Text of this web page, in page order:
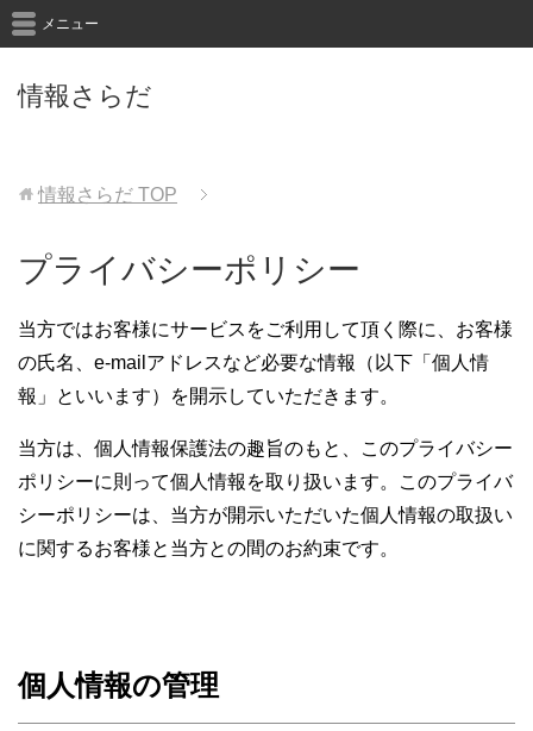
情報さらだ
メニュー
情報さらだ TOP
プライバシーポリシー
当方ではお客様にサービスをご利用して頂く際に、お客様
の氏名、e-mailアドレスなど必要な情報（以下「個人情
報」といいます）を開示していただきます。
当方は、個人情報保護法の趣旨のもと、このプライバシー
ポリシーに則って個人情報を取り扱います。このプライバ
シーポリシーは、当方が開示いただいた個人情報の取扱い
に関するお客様と当方との間のお約束です。
個人情報の管理